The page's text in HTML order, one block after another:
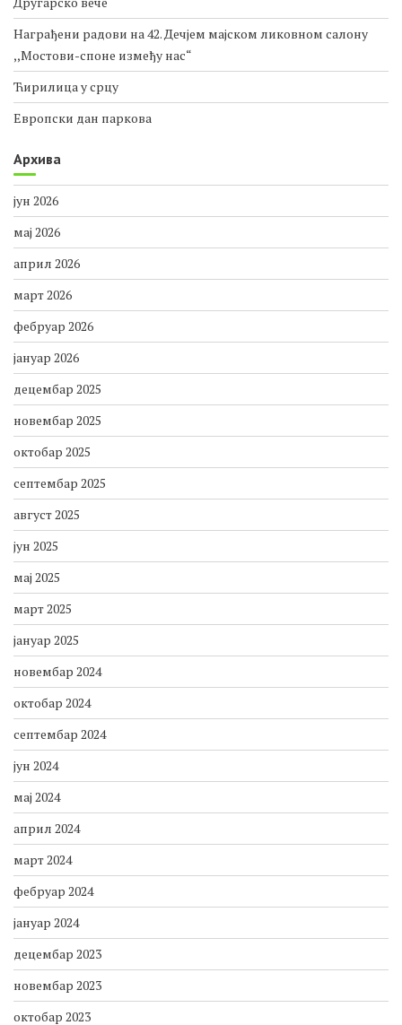
Краљевски фестивал
Другарско вече
Награђени радови на 42. Дечјем мајском ликовном салону
,,Мостови-споне између нас“
Европски дан паркова
Архива
јун 2026
мај 2026
април 2026
март 2026
фебруар 2026
јануар 2026
децембар 2025
новембар 2025
октобар 2025
септембар 2025
август 2025
јун 2025
мај 2025
март 2025
јануар 2025
новембар 2024
октобар 2024
септембар 2024
јун 2024
мај 2024
април 2024
март 2024
фебруар 2024
јануар 2024
децембар 2023